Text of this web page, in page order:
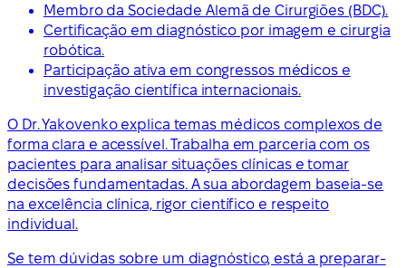
Membro da Sociedade Alemã de Cirurgiões (BDC).
Certificação em diagnóstico por imagem e cirurgia
robótica.
Participação ativa em congressos médicos e
investigação científica internacionais.
O Dr. Yakovenko explica temas médicos complexos de
forma clara e acessível. Trabalha em parceria com os
pacientes para analisar situações clínicas e tomar
decisões fundamentadas. A sua abordagem baseia-se
na excelência clínica, rigor científico e respeito
individual.
Se tem dúvidas sobre um diagnóstico, está a preparar-